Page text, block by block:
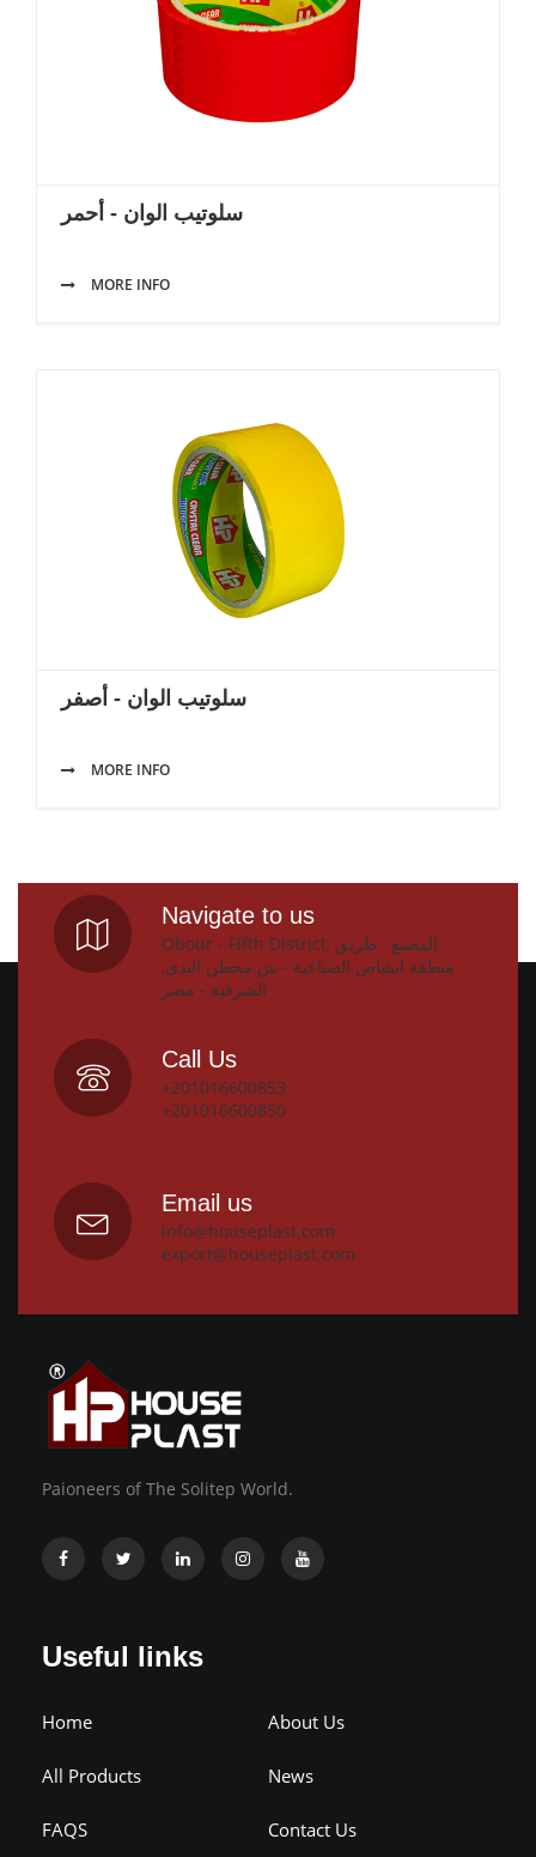
سلوتيب الوان - أحمر
MORE INFO
سلوتيب الوان - أصفر
MORE INFO
Navigate to us
Obour - Fifth District, المصنع : طريق
منطقة انشاص الصناعية - ش محطن الندى,
الشرقية - مصر
Call Us
+201016600853
+201016600850
Email us
info@houseplast.com
export@houseplast.com
Paioneers of The Solitep World.
Useful links
Home About Us
All Products News
FAQS Contact Us